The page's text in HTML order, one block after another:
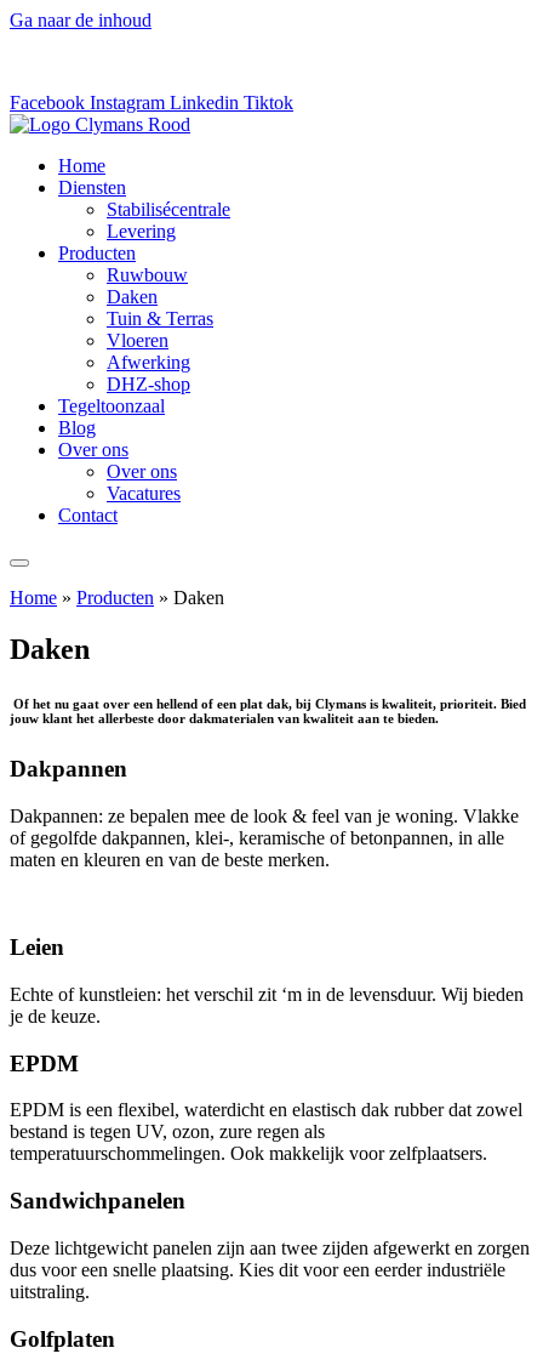
Ga naar de inhoud
Facebook Instagram Linkedin Tiktok
Home
Diensten
Stabilisécentrale
Levering
Producten
Ruwbouw
Daken
Tuin & Terras
Vloeren
Afwerking
DHZ-shop
Tegeltoonzaal
Blog
Over ons
Over ons
Vacatures
Contact
Home » Producten » Daken
Daken
Of het nu gaat over een hellend of een plat dak, bij Clymans is kwaliteit, prioriteit. Bied
jouw klant het allerbeste door dakmaterialen van kwaliteit aan te bieden.
Dakpannen
Dakpannen: ze bepalen mee de look & feel van je woning. Vlakke
of gegolfde dakpannen, klei-, keramische of betonpannen, in alle
maten en kleuren en van de beste merken.
Leien
Echte of kunstleien: het verschil zit ‘m in de levensduur. Wij bieden
je de keuze.
EPDM
EPDM is een flexibel, waterdicht en elastisch dak rubber dat zowel
bestand is tegen UV, ozon, zure regen als
temperatuurschommelingen. Ook makkelijk voor zelfplaatsers.
Sandwichpanelen
Deze lichtgewicht panelen zijn aan twee zijden afgewerkt en zorgen
dus voor een snelle plaatsing. Kies dit voor een eerder industriële
uitstraling.
Golfplaten